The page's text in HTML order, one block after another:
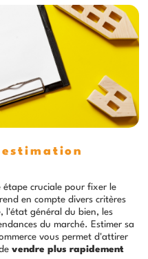
étape cruciale pour fixer le
en compte divers critères
l'état général du bien, les
du marché. Estimer sa
vous permet d'attirer
vendre plus rapidement